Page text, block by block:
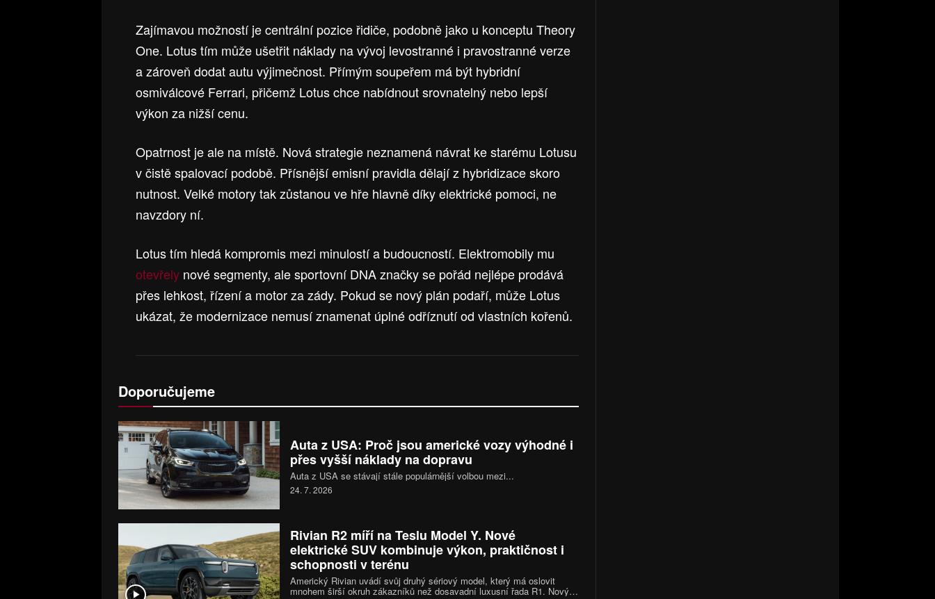
Zajímavou možností je centrální pozice řidiče, podobně jako u konceptu Theory
One. Lotus tím může ušetřit náklady na vývoj levostranné i pravostranné verze
a zároveň dodat autu výjimečnost. Přímým soupeřem má být hybridní
osmiválcové Ferrari, přičemž Lotus chce nabídnout srovnatelný nebo lepší
výkon za nižší cenu.
Opatrnost je ale na místě. Nová strategie neznamená návrat ke starému Lotusu
v čistě spalovací podobě. Přísnější emisní pravidla dělají z hybridizace skoro
nutnost. Velké motory tak zůstanou ve hře hlavně díky elektrické pomoci, ne
navzdory ní.
Lotus tím hledá kompromis mezi minulostí a budoucností. Elektromobily mu
otevřely nové segmenty, ale sportovní DNA značky se pořád nejlépe prodává
přes lehkost, řízení a motor za zády. Pokud se nový plán podaří, může Lotus
ukázat, že modernizace nemusí znamenat úplné odříznutí od vlastních kořenů.
Doporučujeme
Auta z USA: Proč jsou americké vozy výhodné i
přes vyšší náklady na dopravu
Auta z USA se stávají stále populárnější volbou mezi...
24. 7. 2026
Rivian R2 míří na Teslu Model Y. Nové
elektrické SUV kombinuje výkon, praktičnost i
schopnosti v terénu
Americký Rivian uvádí svůj druhý sériový model, který má oslovit
mnohem širší okruh zákazníků než dosavadní luxusní řada R1. Nový